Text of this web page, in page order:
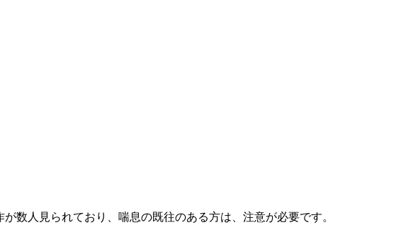
数人見られており、喘息の既往のある方は、注意が必要です。